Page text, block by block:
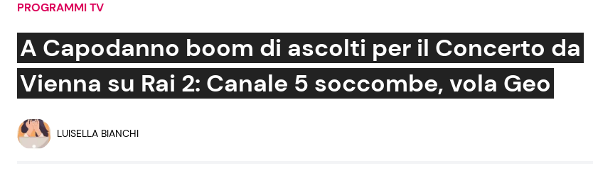
Social News
News dal mondo
Benessere Cucina e Ricette
PROGRAMMI TV
A Capodanno boom di ascolti per il Concerto da
Vienna su Rai 2: Canale 5 soccombe, vola Geo
LUISELLA BIANCHI